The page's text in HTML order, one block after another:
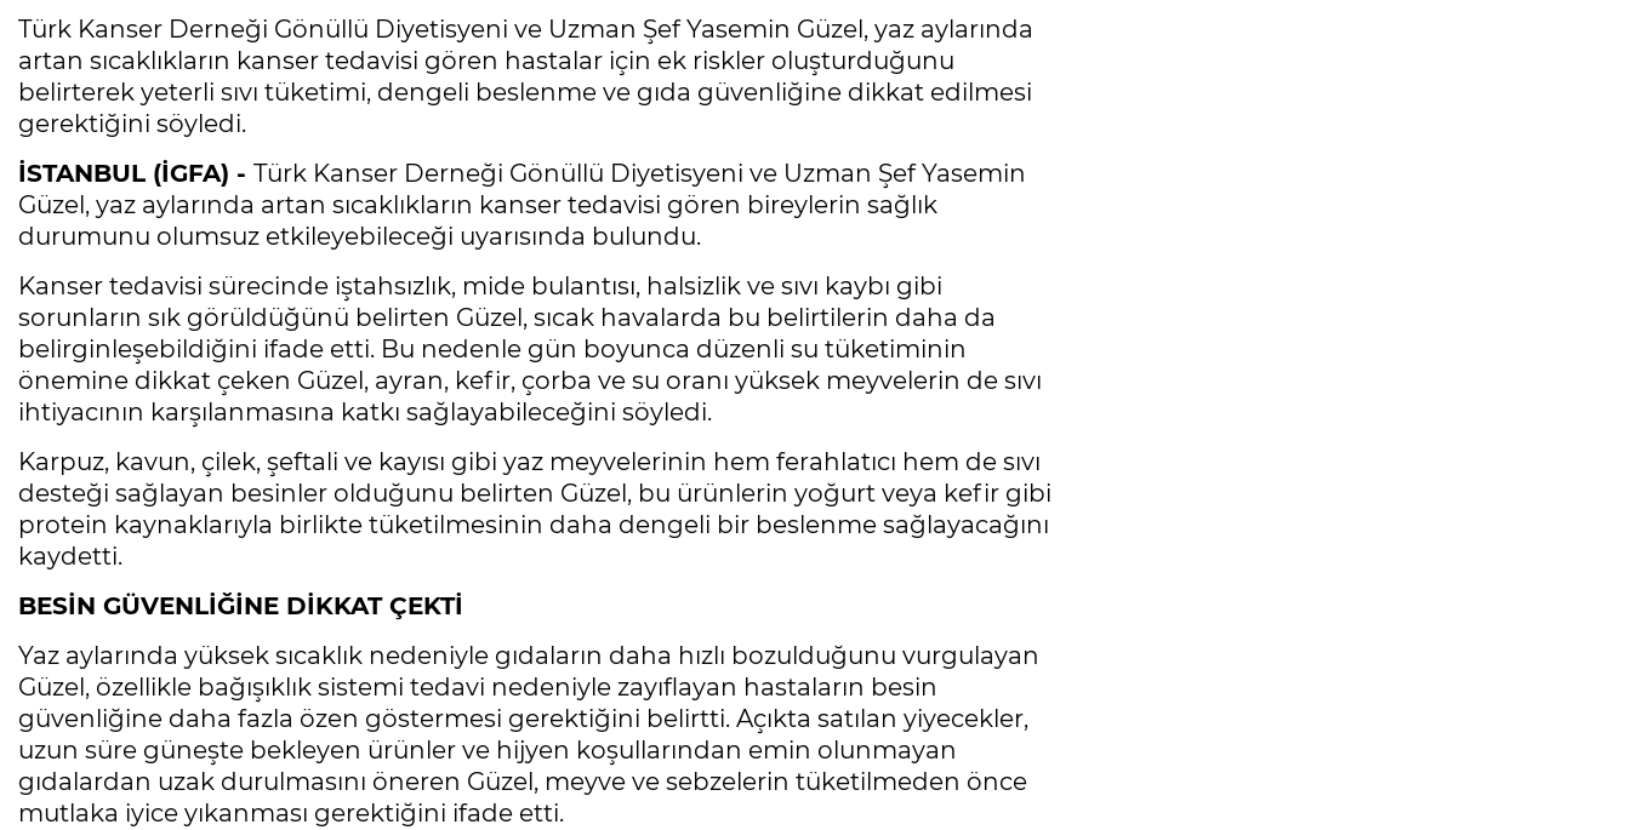
Türk Kanser Derneği Gönüllü Diyetisyeni ve Uzman Şef Yasemin Güzel, yaz aylarında
artan sıcaklıkların kanser tedavisi gören hastalar için ek riskler oluşturduğunu
belirterek yeterli sıvı tüketimi, dengeli beslenme ve gıda güvenliğine dikkat edilmesi
gerektiğini söyledi.
İSTANBUL (İGFA) - Türk Kanser Derneği Gönüllü Diyetisyeni ve Uzman Şef Yasemin
Güzel, yaz aylarında artan sıcaklıkların kanser tedavisi gören bireylerin sağlık
durumunu olumsuz etkileyebileceği uyarısında bulundu.
Kanser tedavisi sürecinde iştahsızlık, mide bulantısı, halsizlik ve sıvı kaybı gibi
sorunların sık görüldüğünü belirten Güzel, sıcak havalarda bu belirtilerin daha da
belirginleşebildiğini ifade etti. Bu nedenle gün boyunca düzenli su tüketiminin
önemine dikkat çeken Güzel, ayran, kefir, çorba ve su oranı yüksek meyvelerin de sıvı
ihtiyacının karşılanmasına katkı sağlayabileceğini söyledi.
Karpuz, kavun, çilek, şeftali ve kayısı gibi yaz meyvelerinin hem ferahlatıcı hem de sıvı
desteği sağlayan besinler olduğunu belirten Güzel, bu ürünlerin yoğurt veya kefir gibi
protein kaynaklarıyla birlikte tüketilmesinin daha dengeli bir beslenme sağlayacağını
kaydetti.
BESİN GÜVENLİĞİNE DİKKAT ÇEKTİ
Yaz aylarında yüksek sıcaklık nedeniyle gıdaların daha hızlı bozulduğunu vurgulayan
Güzel, özellikle bağışıklık sistemi tedavi nedeniyle zayıflayan hastaların besin
güvenliğine daha fazla özen göstermesi gerektiğini belirtti. Açıkta satılan yiyecekler,
uzun süre güneşte bekleyen ürünler ve hijyen koşullarından emin olunmayan
gıdalardan uzak durulmasını öneren Güzel, meyve ve sebzelerin tüketilmeden önce
mutlaka iyice yıkanması gerektiğini ifade etti.